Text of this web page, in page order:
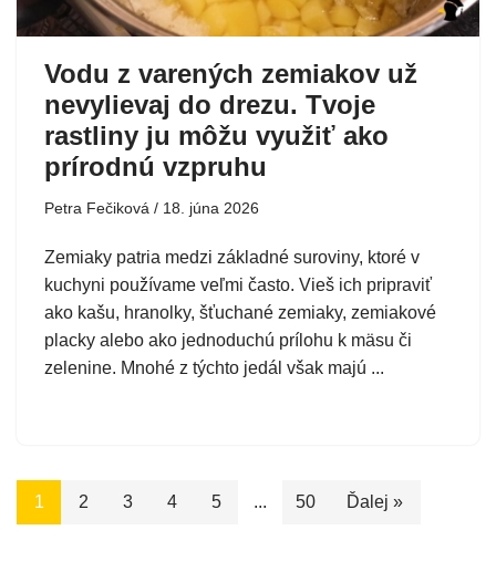
Vodu z varených zemiakov už
nevylievaj do drezu. Tvoje
rastliny ju môžu využiť ako
prírodnú vzpruhu
Petra Fečiková 18. júna 2026
Zemiaky patria medzi základné suroviny, ktoré v
kuchyni používame veľmi často. Vieš ich pripraviť
ako kašu, hranolky, šťuchané zemiaky, zemiakové
placky alebo ako jednoduchú prílohu k mäsu či
zelenine. Mnohé z týchto jedál však majú ...
1 2 3 4 5 ... 50 Ďalej »